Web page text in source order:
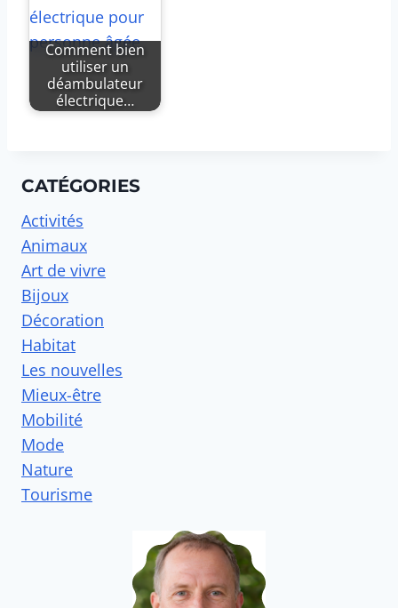
Comment bien
utiliser un
déambulateur
électrique…
CATÉGORIES
Activités
Animaux
Art de vivre
Bijoux
Décoration
Habitat
Les nouvelles
Mieux-être
Mobilité
Mode
Nature
Tourisme